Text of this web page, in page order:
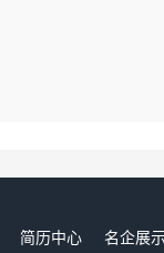
简历中心 名企展